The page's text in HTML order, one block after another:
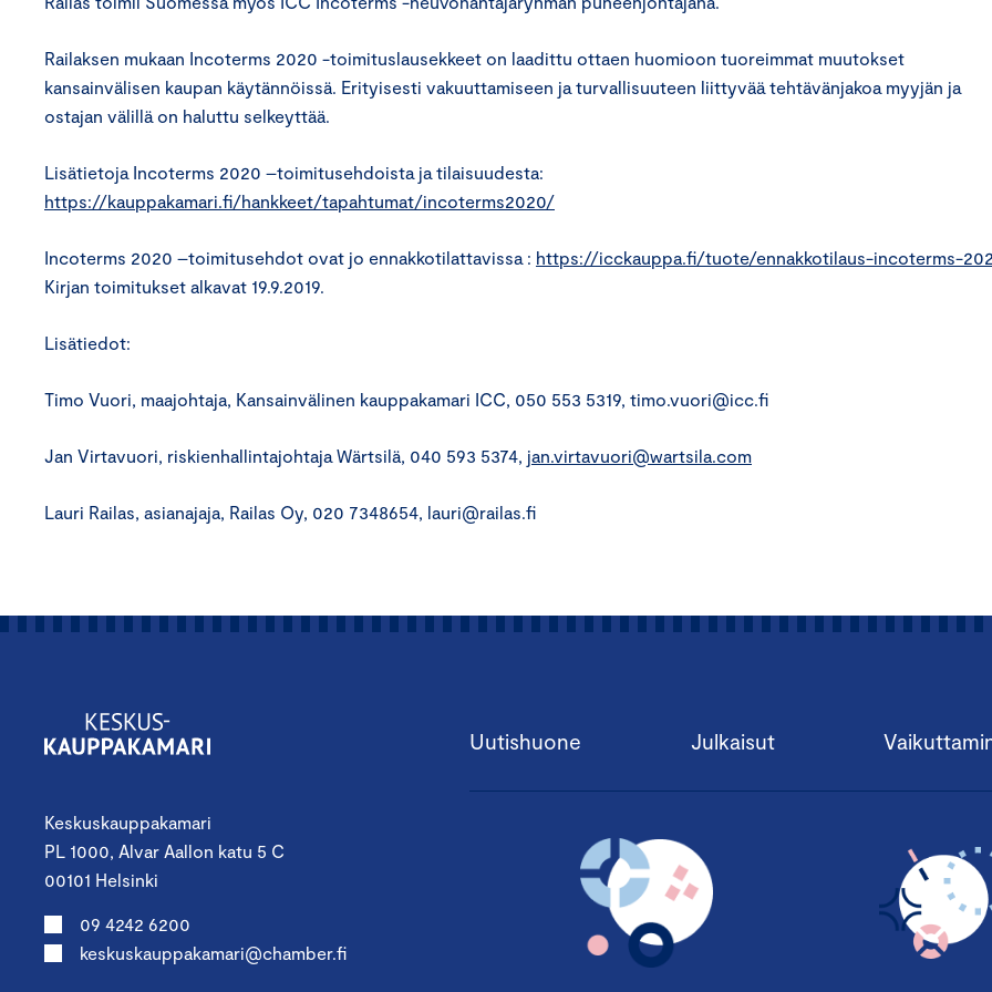
Railaksen mukaan Incoterms 2020 -toimituslausekkeet on laadittu ottaen huomioon tuoreimmat muutokset
kansainvälisen kaupan käytännöissä. Erityisesti vakuuttamiseen ja turvallisuuteen liittyvää tehtävänjakoa myyjän ja
ostajan välillä on haluttu selkeyttää.
Lisätietoja Incoterms 2020 –toimitusehdoista ja tilaisuudesta:
https://kauppakamari.fi/hankkeet/tapahtumat/incoterms2020/
Incoterms 2020 –toimitusehdot ovat jo ennakkotilattavissa : https://icckauppa.fi/tuote/ennakkotilaus-incoterms-
Kirjan toimitukset alkavat 19.9.2019.
Lisätiedot:
Timo Vuori, maajohtaja, Kansainvälinen kauppakamari ICC, 050 553 5319, timo.vuori@icc.fi
Jan Virtavuori, riskienhallintajohtaja Wärtsilä, 040 593 5374, jan.virtavuori@wartsila.com
Lauri Railas, asianajaja, Railas Oy, 020 7348654, lauri@railas.fi
Keskuskauppakamari
PL 1000, Alvar Aallon katu 5 C
00101 Helsinki
09 4242 6200
keskuskauppakamari@chamber.fi
Uutishuone Julkaisut